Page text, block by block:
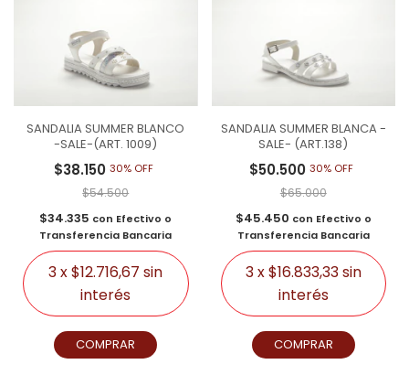
SANDALIA SUMMER BLANCO
-SALE-(ART. 1009)
$38.15030% OFF
$54.500
$34.335 con Efectivo o
Transferencia Bancaria
3x$12.716,67 sin
interés
COMPRAR
SANDALIA SUMMER BLANCA -
SALE- (ART.138)
$50.50030% OFF
$65.000
$45.450 con Efectivo o
Transferencia Bancaria
3x$16.833,33sin
interés
COMPRAR